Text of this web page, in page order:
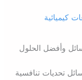
كيميائية
وأفضل الحلول
تحديات تنافسية